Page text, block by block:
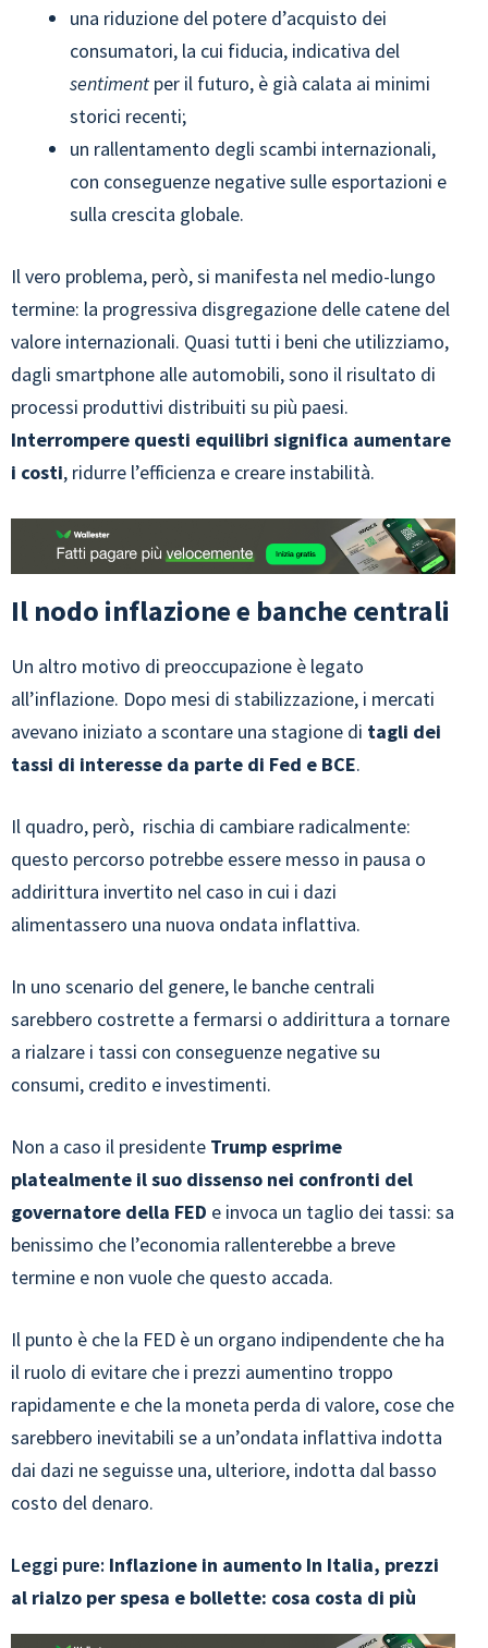
una riduzione del potere d’acquisto dei
consumatori, la cui fiducia, indicativa del
sentiment per il futuro, è già calata ai minimi
storici recenti;
un rallentamento degli scambi internazionali,
con conseguenze negative sulle esportazioni e
sulla crescita globale.
Il vero problema, però, si manifesta nel medio-lungo
termine: la progressiva disgregazione delle catene del
valore internazionali. Quasi tutti i beni che utilizziamo,
dagli smartphone alle automobili, sono il risultato di
processi produttivi distribuiti su più paesi.
Interrompere questi equilibri significa aumentare
i costi, ridurre l’efficienza e creare instabilità.
Il nodo inflazione e banche centrali
Un altro motivo di preoccupazione è legato
all’inflazione. Dopo mesi di stabilizzazione, i mercati
avevano iniziato a scontare una stagione di tagli dei
tassi di interesse da parte di Fed e BCE.
Il quadro, però, rischia di cambiare radicalmente:
questo percorso potrebbe essere messo in pausa o
addirittura invertito nel caso in cui i dazi
alimentassero una nuova ondata inflattiva.
In uno scenario del genere, le banche centrali
sarebbero costrette a fermarsi o addirittura a tornare
a rialzare i tassi con conseguenze negative su
consumi, credito e investimenti.
Non a caso il presidente Trump esprime
platealmente il suo dissenso nei confronti del
governatore della FED e invoca un taglio dei tassi: sa
benissimo che l’economia rallenterebbe a breve
termine e non vuole che questo accada.
Il punto è che la FED è un organo indipendente che ha
il ruolo di evitare che i prezzi aumentino troppo
rapidamente e che la moneta perda di valore, cose che
sarebbero inevitabili se a un’ondata inflattiva indotta
dai dazi ne seguisse una, ulteriore, indotta dal basso
costo del denaro.
Leggi pure: Inflazione in aumento In Italia, prezzi
al rialzo per spesa e bollette: cosa costa di più